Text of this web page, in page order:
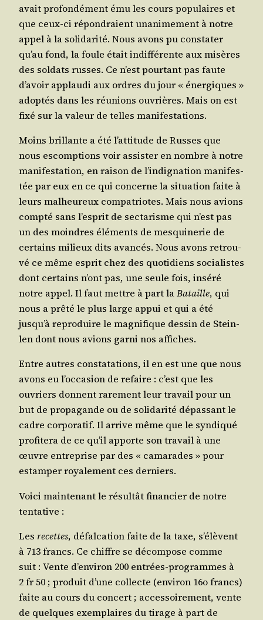
avait pro­fon­dé­ment ému les cours popu­laires et
que ceux-ci répon­draient una­ni­me­ment à notre
appel à la soli­da­ri­té. Nous avons pu consta­ter
qu’au fond, la foule était indif­fé­rente aux misères
des sol­dats russes. Ce n’est pour­tant pas faute
d’avoir applau­di aux ordres du jour « éner­giques »
adop­tés dans les réunions ouvrières. Mais on est
fixé sur la valeur de telles manifestations.
Moins brillante a été l’attitude de Russes que
nous escomp­tions voir assis­ter en nombre à notre
mani­fes­ta­tion, en rai­son de l’indignation mani­fes­
tée par eux en ce qui concerne la situa­tion faite à
leurs mal­heu­reux com­pa­triotes. Mais nous avions
comp­té sans l’esprit de sec­ta­risme qui n’est pas
un des moindres élé­ments de mes­qui­ne­rie de
cer­tains milieux dits avan­cés. Nous avons retrou­
vé ce même esprit chez des quo­ti­diens socia­listes
dont cer­tains n’ont pas, une seule fois, insé­ré
notre appel. Il faut mettre à part laBataille, qui
nous a prê­té le plus large appui et qui a été
jusqu’à repro­duire le magni­fique des­sin de Stein­
len dont nous avions gar­ni nos affiches.
Entre autres consta­ta­tions, il en est une que nous
avons eu l’occasion de refaire : c’est que les
ouvriers donnent rare­ment leur tra­vail pour un
but de pro­pa­gande ou de soli­da­ri­té dépas­sant le
cadre cor­po­ra­tif. Il arrive même que le syn­di­qué
pro­fi­te­ra de ce qu’il apporte son tra­vail à une
œuvre entre­prise par des « cama­rades » pour
estam­per roya­le­ment ces derniers.
Voi­ci main­te­nant le résul­tât finan­cier de notre
tentative :
Les recettes, défal­ca­tion faite de la taxe, s’élèvent
à 713 francs. Ce chiffre se décom­pose comme
suit : Vente d’environ 200 entrées-pro­grammes à
2 fr 50 ; pro­duit d’une col­lecte (envi­ron 16o francs)
faite au cours du concert ; acces­soi­re­ment, vente
de quelques exem­plaires du tirage à part de